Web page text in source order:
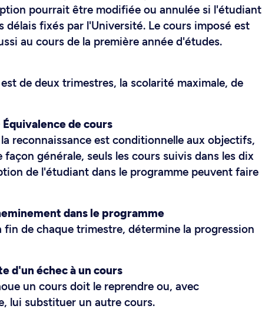
pourrait être modifiée ou annulée si l'étudiant
délais fixés par l'Université. Le cours imposé est
au cours de la première année d'études.
de deux trimestres, la scolarité maximale, de
de cours
reconnaissance est conditionnelle aux objectifs,
générale, seuls les cours suivis dans les dix
de l'étudiant dans le programme peuvent faire
dans le programme
fin de chaque trimestre, détermine la progression
d'un échec à un cours
un cours doit le reprendre ou, avec
lui substituer un autre cours.